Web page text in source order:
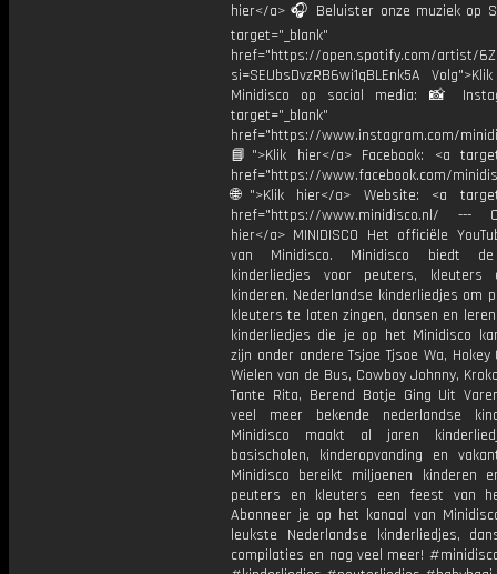
hier</a> 🎧 Beluister onze muziek op
target="_blank"
href="https://open.spotify.com/artist/
si=SEUbsDvzRB6wi1qBLEnk5A
Minidisco op social media: 📸
target="_blank"
href="https://www.instagram.com/
📘">Klik hier</a> Facebook: <a
href="https://www.facebook.com/
🌐">Klik hier</a> Website: <a
href="https://www.minidisco.nl/ ---
hier</a> MINIDISCO Het officiële
van Minidisco. Minidisco biedt
kinderliedjes voor peuters, kleuters
kinderen. Nederlandse kinderliedjes om
kleuters te laten zingen, dansen en
kinderliedjes die je op het Minidisco
zijn onder andere Tsjoe Tjsoe Wa, Hokey
Wielen van de Bus, Cowboy Johnny,
Tante Rita, Berend Botje Ging Uit
veel meer bekende nederlandse
Minidisco maakt al jaren
basischolen, kinderopvanding en
Minidisco bereikt miljoenen kinderen
peuters en kleuters een feest van
Abonneer je op het kanaal van
leukste Nederlandse kinderliedjes,
compilaties en nog veel meer!